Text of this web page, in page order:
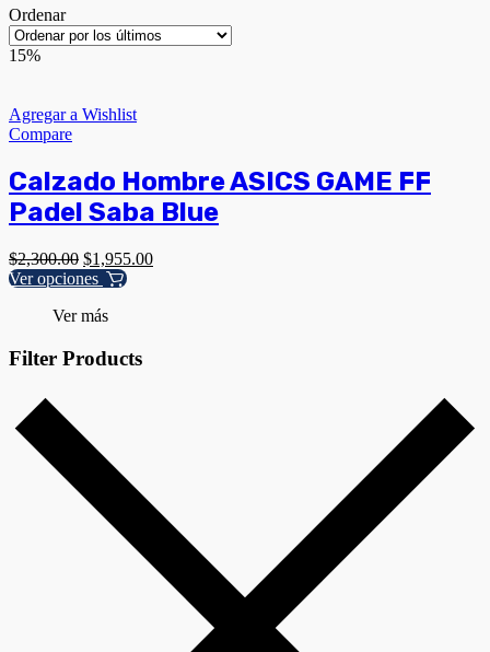
Ordenar
15%
Agregar a Wishlist
Compare
Calzado Hombre ASICS GAME FF
Padel Saba Blue
$2,300.00 $1,955.00
Ver opciones
Ver más
Filter Products